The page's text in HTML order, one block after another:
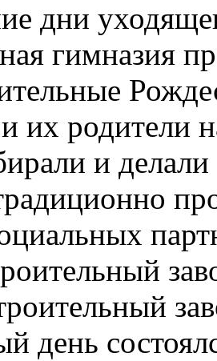
дни
гимназия
их родители
и
день